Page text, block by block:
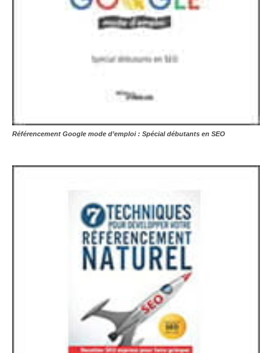
Référencement Google mode d’emploi : Spécial débutants en SEO